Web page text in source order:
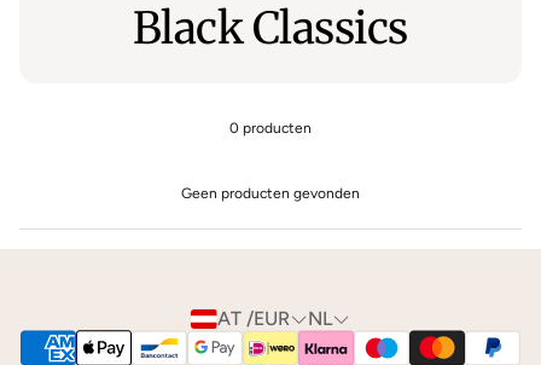
Black Classics
0 producten
Geen producten gevonden
AT /EUR NL